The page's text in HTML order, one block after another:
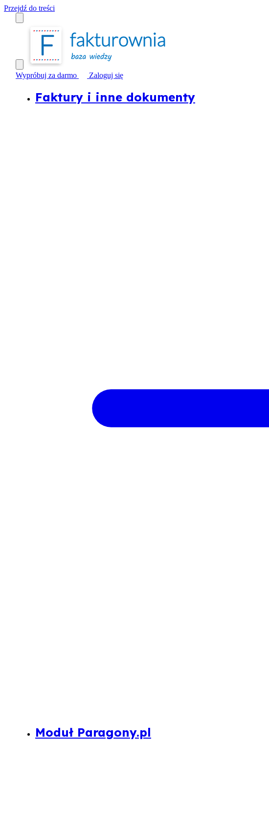
Przejdź do treści
Wypróbuj za darmo Zaloguj się
Faktury i inne dokumenty
Moduł Paragony.pl